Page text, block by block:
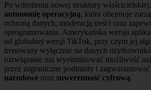
Po wdrożeniu nowej struktury
autonomię operacyjną, która obejmuje
ochroną danych, moderacją treści oraz
oprogramowania. Amerykańska wersja
od globalnej wersji TikTok, przy czym jej
trenowany wyłącznie na danych
rozwiązanie ma wyeliminować możliwość
przez zagraniczne podmioty i zagwarantować
narodowe oraz suwerenność cyfrową.